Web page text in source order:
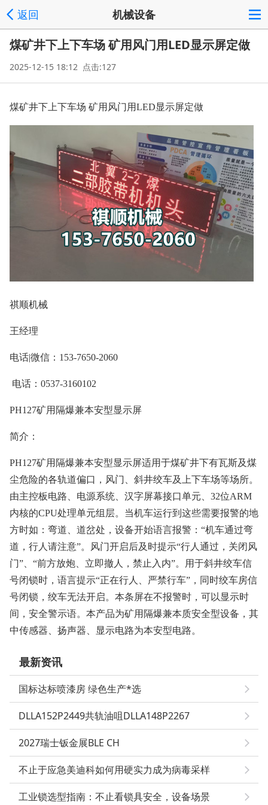
返回 机械设备
煤矿井下上下车场 矿用风门用LED显示屏定做
2025-12-15 18:12 点击:127
煤矿井下上下车场 矿用风门用LED显示屏定做
祺顺机械
王经理
电话|微信：153-7650-2060
电话：0537-3160102
PH127矿用隔爆兼本安型显示屏
简介：
PH127矿用隔爆兼本安型显示屏适用于煤矿井下有瓦斯及煤
尘危险的各轨道偏口，风门、斜井绞车及上下车场等场所。
由主控板电路、电源系统、汉字屏幕接口单元、32位ARM
内核的CPU处理单元组层。当机车运行到这些需要报警的地
方时如：弯道、道岔处，设备开始语言报警：“机车通过弯
道，行人请注意”。风门开启后及时提示“行人通过，关闭风
门”、“前方放炮、立即撤人，禁止入内”。用于斜井绞车信
号闭锁时，语言提示“正在行人、严禁行车”，同时绞车房信
号闭锁，绞车无法开启。本条屏在不报警时，可以显示时
间，安全警示语。本产品为矿用隔爆兼本质安全型设备，其
中传感器、扬声器、显示电路为本安型电路。
最新资讯
国标达标喷漆房 绿色生产*选
DLLA152P2449共轨油咀DLLA148P2267
2027瑞士钣金展BLE CH
不止于应急美迪科如何用硬实力成为病毒采样
工业锁选型指南：不止看锁具安全，设备场景